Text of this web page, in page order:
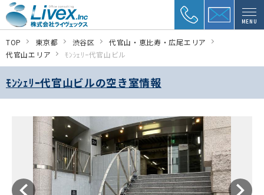
MENU
TOP 東京都 渋谷区
代官山・恵比寿・広尾エリア
代官山エリア
ﾓﾝｼｪﾘｰ代官山ビル
ﾓﾝｼｪﾘｰ代官山ビルの空き室情報